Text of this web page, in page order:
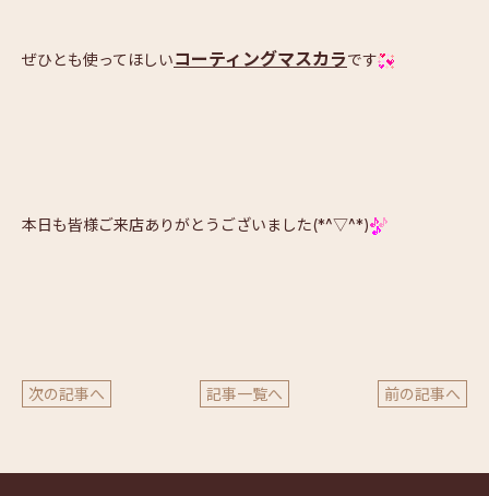
ぜひとも使ってほしいコーティングマスカラです
本日も皆様ご来店ありがとうございました(*^▽^*)
次の記事へ 記事一覧へ 前の記事へ